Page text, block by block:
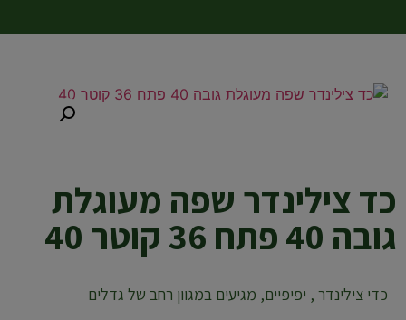
כד צילינדר שפה מעוגלת
גובה 40 פתח 36 קוטר 40
כדי צילינדר , יפיפיים, מגיעים במגוון רחב של גדלים